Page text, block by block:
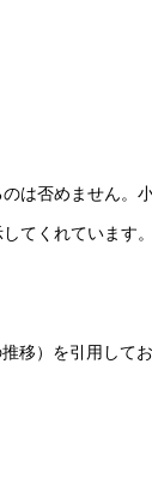
は否めません。
てくれています
移）を引用して